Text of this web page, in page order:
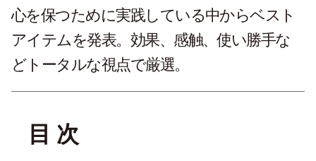
心を保つために実践している中からベスト
アイテムを発表。効果、感触、使い勝手な
どトータルな視点で厳選。
目 次